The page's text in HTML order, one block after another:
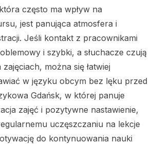
często ma wpływ na
jest panująca atmosfera i
Jeśli kontakt z pracownikami
i szybki, a słuchacze czują
można się łatwiej
w języku obcym bez lęku przed
Gdańsk, w której panuje
zajęć i pozytywne nastawienie,
uczęszczaniu na lekcje
do kontynuowania nauki